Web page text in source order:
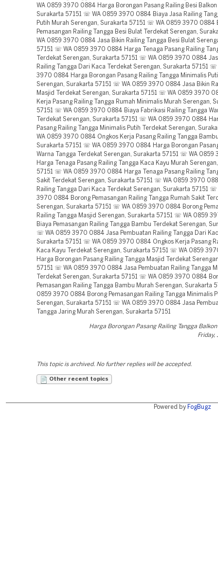
WA 0859 3970 0884 Harga Borongan Pasang Railing Besi
Surakarta 57151 ☏ WA 0859 3970 0884 Biaya Jasa Railing
Putih Murah Serengan, Surakarta 57151 ☏ WA 0859 3970 0884
Pemasangan Railing Tangga Besi Bulat Terdekat Serengan,
WA 0859 3970 0884 Jasa Bikin Railing Tangga Besi Bulat
57151 ☏ WA 0859 3970 0884 Harga Tenaga Pasang Railing
Terdekat Serengan, Surakarta 57151 ☏ WA 0859 3970 0884
Railing Tangga Dari Kaca Terdekat Serengan, Surakarta 57151 ☏
3970 0884 Harga Borongan Pasang Railing Tangga Minimalis
Serengan, Surakarta 57151 ☏ WA 0859 3970 0884 Jasa Bikin
Masjid Terdekat Serengan, Surakarta 57151 ☏ WA 0859 3970
Kerja Pasang Railing Tangga Rumah Minimalis Murah Serengan,
57151 ☏ WA 0859 3970 0884 Biaya Fabrikasi Railing Tangga
Terdekat Serengan, Surakarta 57151 ☏ WA 0859 3970 0884
Pasang Railing Tangga Minimalis Putih Terdekat Serengan,
WA 0859 3970 0884 Ongkos Kerja Pasang Railing Tangga
Surakarta 57151 ☏ WA 0859 3970 0884 Harga Borongan
Warna Tangga Terdekat Serengan, Surakarta 57151 ☏ WA
Harga Tenaga Pasang Railing Tangga Kaca Kayu Murah
57151 ☏ WA 0859 3970 0884 Harga Tenaga Pasang Railing
Sakit Terdekat Serengan, Surakarta 57151 ☏ WA 0859 3970
Railing Tangga Dari Kaca Terdekat Serengan, Surakarta 57151 ☏
3970 0884 Borong Pemasangan Railing Tangga Rumah Sakit
Serengan, Surakarta 57151 ☏ WA 0859 3970 0884 Borong
Railing Tangga Masjid Serengan, Surakarta 57151 ☏ WA 0859
Biaya Pemasangan Railing Tangga Bambu Terdekat Serengan,
☏ WA 0859 3970 0884 Jasa Pembuatan Railing Tangga Dari
Surakarta 57151 ☏ WA 0859 3970 0884 Ongkos Kerja Pasang
Kaca Kayu Terdekat Serengan, Surakarta 57151 ☏ WA 0859
Harga Borongan Pasang Railing Tangga Masjid Terdekat
57151 ☏ WA 0859 3970 0884 Jasa Pembuatan Railing Tangga
Terdekat Serengan, Surakarta 57151 ☏ WA 0859 3970 0884
Pemasangan Railing Tangga Bambu Murah Serengan, Surakarta
0859 3970 0884 Borong Pemasangan Railing Tangga Minimalis
Serengan, Surakarta 57151 ☏ WA 0859 3970 0884 Jasa
Tangga Jaring Murah Serengan, Surakarta 57151
Harga Borongan Pasang Railing Tangga
Friday,
This topic is archived. No further replies will be accepted.
Other recent topics
Powered by FogBugz